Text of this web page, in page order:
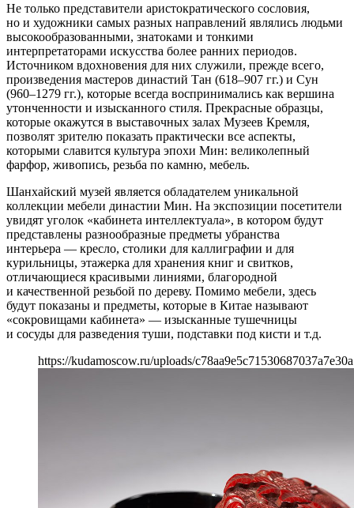
Не только представители аристократического сословия,
но и художники самых разных направлений являлись людьми
высокообразованными, знатоками и тонкими
интерпретаторами искусства более ранних периодов.
Источником вдохновения для них служили, прежде всего,
произведения мастеров династий Тан (618–907 гг.) и Сун
(960–1279 гг.), которые всегда воспринимались как вершина
утонченности и изысканного стиля. Прекрасные образцы,
которые окажутся в выставочных залах Музеев Кремля,
позволят зрителю показать практически все аспекты,
которыми славится культура эпохи Мин: великолепный
фарфор, живопись, резьба по камню, мебель.
Шанхайский музей является обладателем уникальной
коллекции мебели династии Мин. На экспозиции посетители
увидят уголок «кабинета интеллектуала», в котором будут
представлены разнообразные предметы убранства
интерьера — кресло, столики для каллиграфии и для
курильницы, этажерка для хранения книг и свитков,
отличающиеся красивыми линиями, благородной
и качественной резьбой по дереву. Помимо мебели, здесь
будут показаны и предметы, которые в Китае называют
«сокровищами кабинета» — изысканные тушечницы
и сосуды для разведения туши, подставки под кисти и т.д.
https://kudamoscow.ru/uploads/